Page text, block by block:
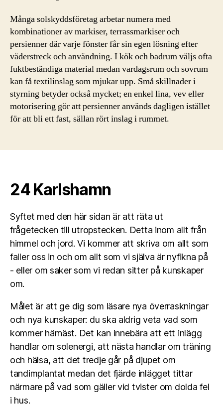
Många solskyddsföretag arbetar numera med
kombinationer av markiser, terrassmarkiser och
persienner där varje fönster får sin egen lösning efter
väderstreck och användning. I kök och badrum väljs ofta
fuktbeständiga material medan vardagsrum och sovrum
kan få textilinslag som mjukar upp. Små skillnader i
styrning betyder också mycket; en enkel lina, vev eller
motorisering gör att persienner används dagligen istället
för att bli ett fast, sällan rört inslag i rummet.
24 Karlshamn
Syftet med den här sidan är att räta ut
frågetecken till utropstecken. Detta inom allt från
himmel och jord. Vi kommer att skriva om allt som
faller oss in och om allt som vi själva är nyfikna på
- eller om saker som vi redan sitter på kunskaper
om.
Målet är att ge dig som läsare nya överraskningar
och nya kunskaper: du ska aldrig veta vad som
kommer härnäst. Det kan innebära att ett inlägg
handlar om solenergi, att nästa handlar om träning
och hälsa, att det tredje går på djupet om
tandimplantat medan det fjärde inlägget tittar
närmare på vad som gäller vid tvister om dolda fel
i hus.